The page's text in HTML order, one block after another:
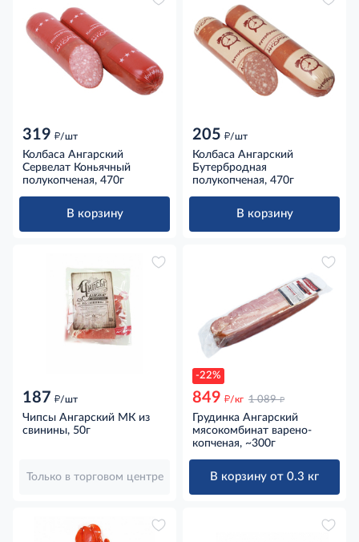
319 д/шт
Колбаса Ангарский
Сервелат Коньячный
полукопченая, 470г
В корзину
205 д/шт
Колбаса Ангарский
Бутербродная
полукопченая, 470г
В корзину
187 д/шт
Чипсы Ангарский МК из
свинины, 50г
Только в торговом центре
-22%
849 д/кг 1 089 д
Грудинка Ангарский
мясокомбинат варено-
копченая, ~300г
В корзину от 0.3 кг